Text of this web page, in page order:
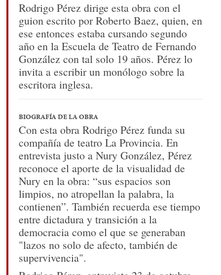
Rodrigo Pérez dirige esta obra con el
guion escrito por Roberto Baez, quien, en
ese entonces estaba cursando segundo
año en la Escuela de Teatro de Fernando
González con tal solo 19 años. Pérez lo
invita a escribir un monólogo sobre la
escritora inglesa.
BIOGRAFÍA DE LA OBRA
Con esta obra Rodrigo Pérez funda su
compañía de teatro La Provincia. En
entrevista justo a Nury González, Pérez
reconoce el aporte de la visualidad de
Nury en la obra: “sus espacios son
limpios, no atropellan la palabra, la
contienen”. También recuerda ese tiempo
entre dictadura y transición a la
democracia como el que se generaban
"lazos no solo de afecto, también de
supervivencia".